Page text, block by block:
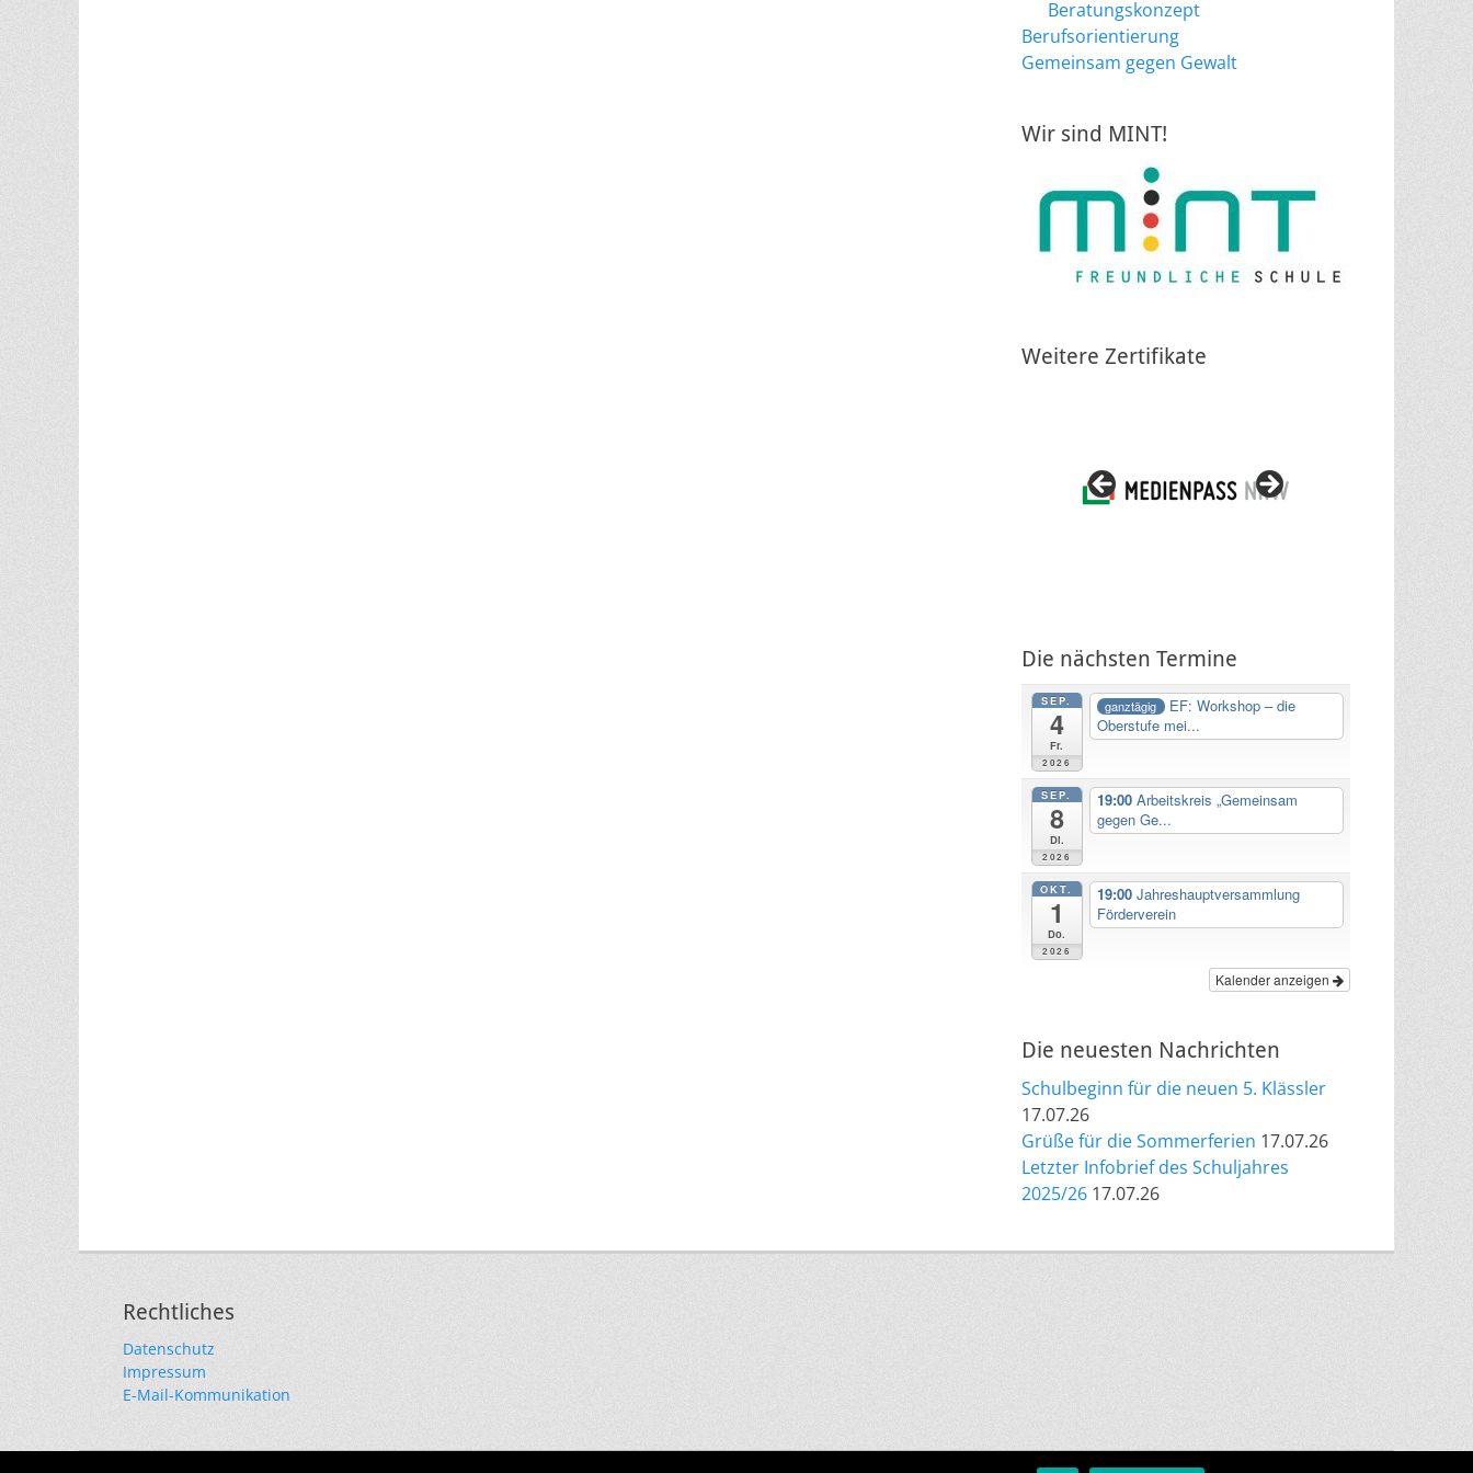
Beratungskonzept
Berufsorientierung
Gemeinsam gegen Gewalt
Wir sind MINT!
Weitere Zertifikate
Die nächsten Termine
SEP.
4
Fr.
2026
ganztägig
EF: Workshop – die
Oberstufe mei...
SEP.
8
Di.
2026
19:00 Arbeitskreis „Gemeinsam
gegen Ge...
OKT.
1
Do.
2026
19:00 Jahreshauptversammlung
Förderverein
Kalender anzeigen
Die neuesten Nachrichten
Schulbeginn für die neuen 5. Klässler
17.07.26
Grüße für die Sommerferien 17.07.26
Letzter Infobrief des Schuljahres
2025/26 17.07.26
Rechtliches
Datenschutz
Impressum
E-Mail-Kommunikation